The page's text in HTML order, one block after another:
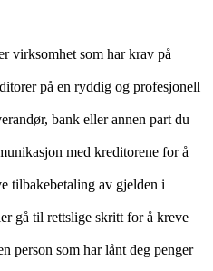
virksomhet som har krav på
på en ryddig og profesjonell
bank eller annen part du
med kreditorene for å
tilbakebetaling av gjelden i
gå til rettslige skritt for å kreve
person som har lånt deg penger